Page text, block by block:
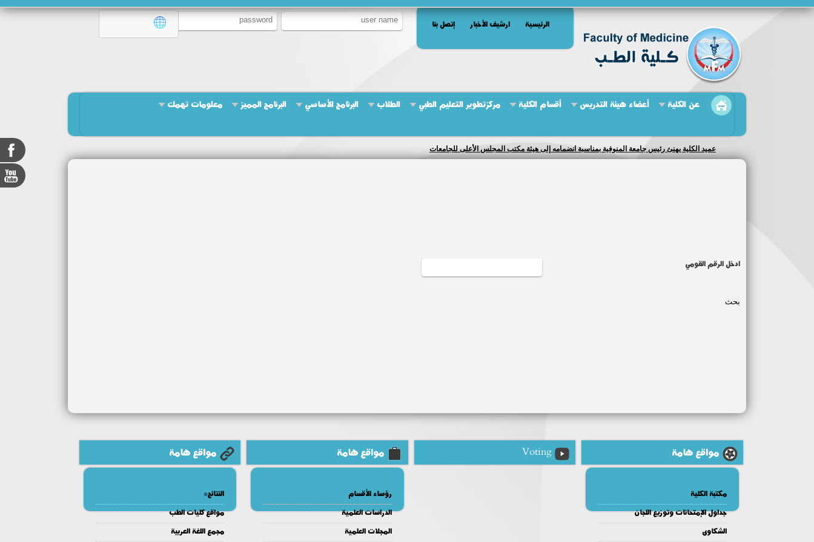
الرئيسية ارشيف الأخبار إتصل بنا
عن الكلية أعضاء هيئة التدريس أقسام الكلية مركزتطوير التعليم الطبي الطلاب البرنامج الأساسي البرنامج المميز معلومات تهمك
عميد الكلية يهنئ رئيس جامعة المنوفية بمناسبة انضمامه إلى هيئة مكتب المجلس الأعلى للجامعات
ادخل الرقم القومي
مواقع هامة
مكتبة الكلية
جداول الإمتحانات وتوزيع اللجان
الشكاوى
Voting مواقع هامة
رؤساء الأقسام
الدراسات العلمية
المجلات العلمية
مواقع هامة
النتائج*
مواقع كليات الطب
مجمع اللغة العربية